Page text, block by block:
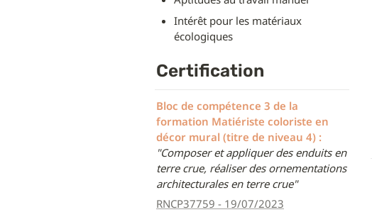
Intérêt pour les matériaux
écologiques
Certification
Bloc de compétence 3 de la
formation Matiériste coloriste en
décor mural (titre de niveau 4) :
"Composer et appliquer des enduits en
terre crue, réaliser des ornementations
architecturales en terre crue"
RNCP37759 - 19/07/2023